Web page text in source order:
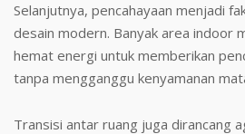
Selanjutnya, pencahayaan menjadi
desain modern. Banyak area indoor
hemat energi untuk memberikan
tanpa mengganggu kenyamanan
Transisi antar ruang juga dirancang